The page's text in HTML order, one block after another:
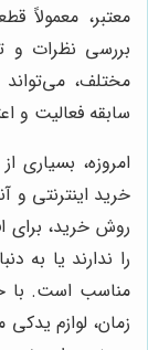
معتبر، معمولاً
بررسی نظرات و
مختلف،
سابقه فعالیت و
امروزه، بسیاری
خرید اینترنتی و
روش خرید، برای
را ندارند یا به
مناسب است. با
زمان، لوازم یدکی